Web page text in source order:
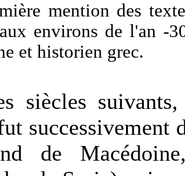
mention des
environs de l'an -
et historien grec.
siècles
successivement
de